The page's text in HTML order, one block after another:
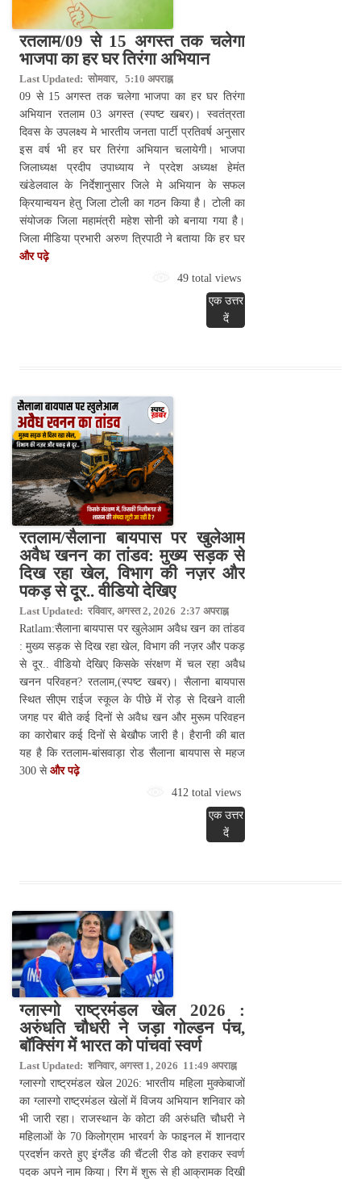
रतलाम/09 से 15 अगस्त तक चलेगा
भाजपा का हर घर तिरंगा अभियान
Last Updated: सोमवार, 5:10 अपराह्न
09 से 15 अगस्त तक चलेगा भाजपा का हर घर तिरंगा
अभियान रतलाम 03 अगस्त (स्पष्ट खबर)। स्वतंत्रता
दिवस के उपलक्ष्य मे भारतीय जनता पार्टी प्रतिवर्ष अनुसार
इस वर्ष भी हर घर तिरंगा अभियान चलायेगी। भाजपा
जिलाध्यक्ष प्रदीप उपाध्याय ने प्रदेश अध्यक्ष हेमंत
खंडेलवाल के निर्देशानुसार जिले मे अभियान के सफल
क्रियान्वयन हेतु जिला टोली का गठन किया है। टोली का
संयोजक जिला महामंत्री महेश सोनी को बनाया गया है।
जिला मीडिया प्रभारी अरुण त्रिपाठी ने बताया कि हर घर
और पढ़े
49 total views
एक उत्तर
दें
रतलाम/सैलाना बायपास पर खुलेआम
अवैध खनन का तांडव: मुख्य सड़क से
दिख रहा खेल, विभाग की नज़र और
पकड़ से दूर.. वीडियो देखिए
Last Updated: रविवार, अगस्त 2, 2026 2:37 अपराह्न
Ratlam:सैलाना बायपास पर खुलेआम अवैध खन का तांडव
: मुख्य सड़क से दिख रहा खेल, विभाग की नज़र और पकड़
से दूर.. वीडियो देखिए किसके संरक्षण में चल रहा अवैध
खनन परिवहन? रतलाम,(स्पष्ट खबर)। सैलाना बायपास
स्थित सीएम राईज स्कूल के पीछे में रोड़ से दिखने वाली
जगह पर बीते कई दिनों से अवैध खन और मुरूम परिवहन
का कारोबार कई दिनों से बेखौफ जारी है। हैरानी की बात
यह है कि रतलाम-बांसवाड़ा रोड सैलाना बायपास से महज
300 से और पढ़े
412 total views
एक उत्तर
दें
ग्लास्गो राष्ट्रमंडल खेल 2026 :
अरुंधति चौधरी ने जड़ा गोल्डन पंच,
बॉक्सिंग में भारत को पांचवां स्वर्ण
Last Updated: शनिवार, अगस्त 1, 2026 11:49 अपराह्न
ग्लास्गो राष्ट्रमंडल खेल 2026: भारतीय महिला मुक्केबाजों
का ग्लास्गो राष्ट्रमंडल खेलों में विजय अभियान शनिवार को
भी जारी रहा। राजस्थान के कोटा की अरुंधति चौधरी ने
महिलाओं के 70 किलोग्राम भारवर्ग के फाइनल में शानदार
प्रदर्शन करते हुए इंग्लैंड की चैंटली रीड को हराकर स्वर्ण
पदक अपने नाम किया। रिंग में शुरू से ही आक्रामक दिखीं